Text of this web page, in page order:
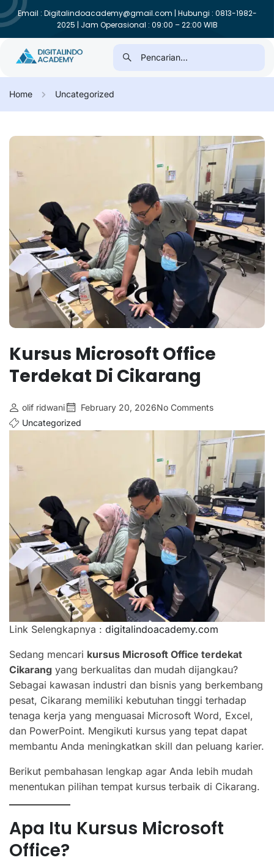
Email : Digitalindoacademy@gmail.com | Hubungi : 0813-1982-
2025 | Jam Operasional : 09:00 – 22:00 WIB
Home Uncategorized
Kursus Microsoft Office
Terdekat Di Cikarang
olif ridwani February 20, 2026No Comments
Uncategorized
Link Selengkapnya : digitalindoacademy.com
Sedang mencari kursus Microsoft Office terdekat
Cikarang yang berkualitas dan mudah dijangkau?
Sebagai kawasan industri dan bisnis yang berkembang
pesat, Cikarang memiliki kebutuhan tinggi terhadap
tenaga kerja yang menguasai Microsoft Word, Excel,
dan PowerPoint. Mengikuti kursus yang tepat dapat
membantu Anda meningkatkan skill dan peluang karier.
Berikut pembahasan lengkap agar Anda lebih mudah
menentukan pilihan tempat kursus terbaik di Cikarang.
Apa Itu Kursus Microsoft
Office?